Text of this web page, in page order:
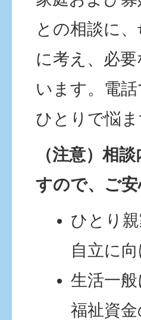
との相談に
に考え、必
います。電
ひとりで悩
（注意）相
すので、ご安
ひとり
自立に
生活一
福祉資